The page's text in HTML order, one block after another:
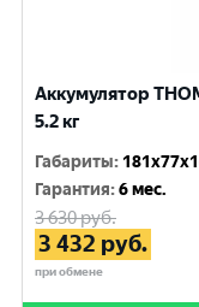
Аккумулятор
5.2 кг
Габариты:
Гарантия:6 мес.
3 630руб.
3 432 руб.
при обмене